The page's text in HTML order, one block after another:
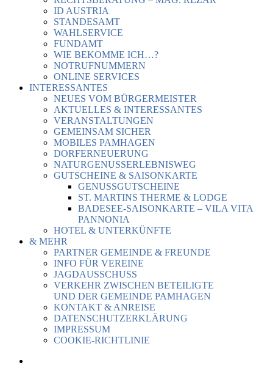
ID AUSTRIA
STANDESAMT
WAHLSERVICE
FUNDAMT
WIE BEKOMME ICH…?
NOTRUFNUMMERN
ONLINE SERVICES
INTERESSANTES
NEUES VOM BÜRGERMEISTER
AKTUELLES & INTERESSANTES
VERANSTALTUNGEN
GEMEINSAM SICHER
MOBILES PAMHAGEN
DORFERNEUERUNG
NATURGENUSSERLEBNISWEG
GUTSCHEINE & SAISONKARTE
GENUSSGUTSCHEINE
ST. MARTINS THERME & LODGE
BADESEE-SAISONKARTE – VILA VITA
PANNONIA
HOTEL & UNTERKÜNFTE
& MEHR
PARTNER GEMEINDE & FREUNDE
INFO FÜR VEREINE
JAGDAUSSCHUSS
VERKEHR ZWISCHEN BETEILIGTE
UND DER GEMEINDE PAMHAGEN
KONTAKT & ANREISE
DATENSCHUTZERKLÄRUNG
IMPRESSUM
COOKIE-RICHTLINIE